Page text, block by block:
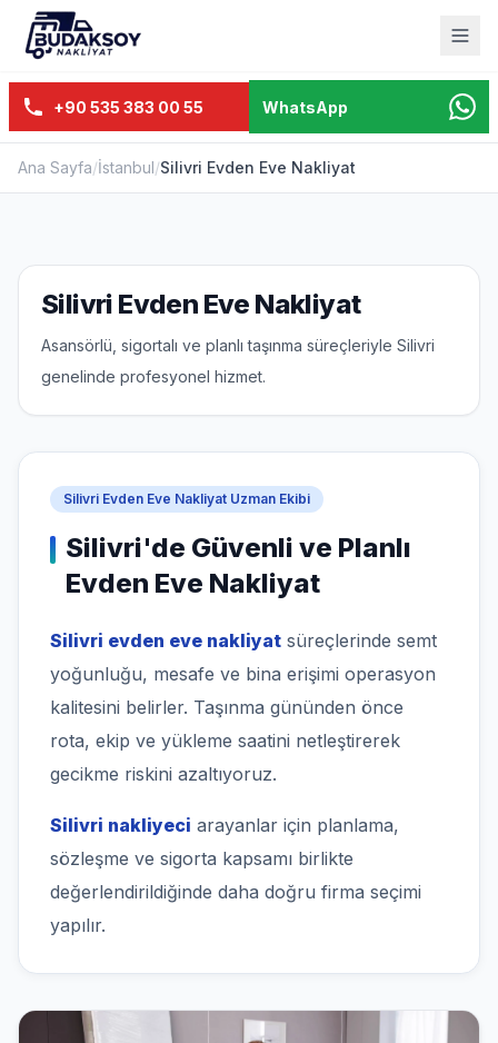
+90 535 383 00 55 WhatsApp
Ana Sayfa/İstanbul/Silivri Evden Eve Nakliyat
Silivri Evden Eve Nakliyat
Asansörlü, sigortalı ve planlı taşınma süreçleriyle Silivri
genelinde profesyonel hizmet.
Silivri Evden Eve Nakliyat Uzman Ekibi
Silivri'de Güvenli ve Planlı
Evden Eve Nakliyat
Silivri evden eve nakliyat süreçlerinde semt
yoğunluğu, mesafe ve bina erişimi operasyon
kalitesini belirler. Taşınma gününden önce
rota, ekip ve yükleme saatini netleştirerek
gecikme riskini azaltıyoruz.
Silivri nakliyeci arayanlar için planlama,
sözleşme ve sigorta kapsamı birlikte
değerlendirildiğinde daha doğru firma seçimi
yapılır.